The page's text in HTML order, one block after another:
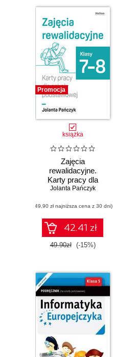
Promocja
książka
Zajęcia
rewalidacyjne.
Karty pracy dla
szkoły
klasy 7-8
Jolanta Pańczyk
(49,90 zł najniższa cena z 30 dni)
42.41 zł
49.90zł (-15%)